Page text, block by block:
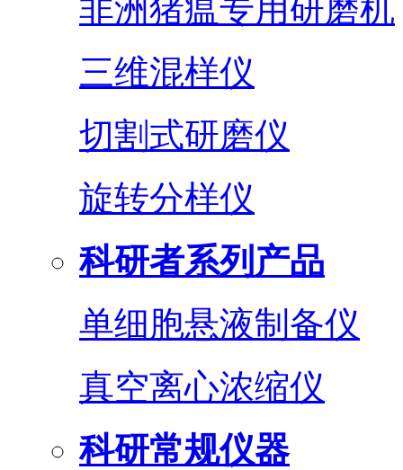
非洲猪瘟专用研磨机
三维混样仪
切割式研磨仪
旋转分样仪
科研者系列产品
单细胞悬液制备仪
真空离心浓缩仪
科研常规仪器